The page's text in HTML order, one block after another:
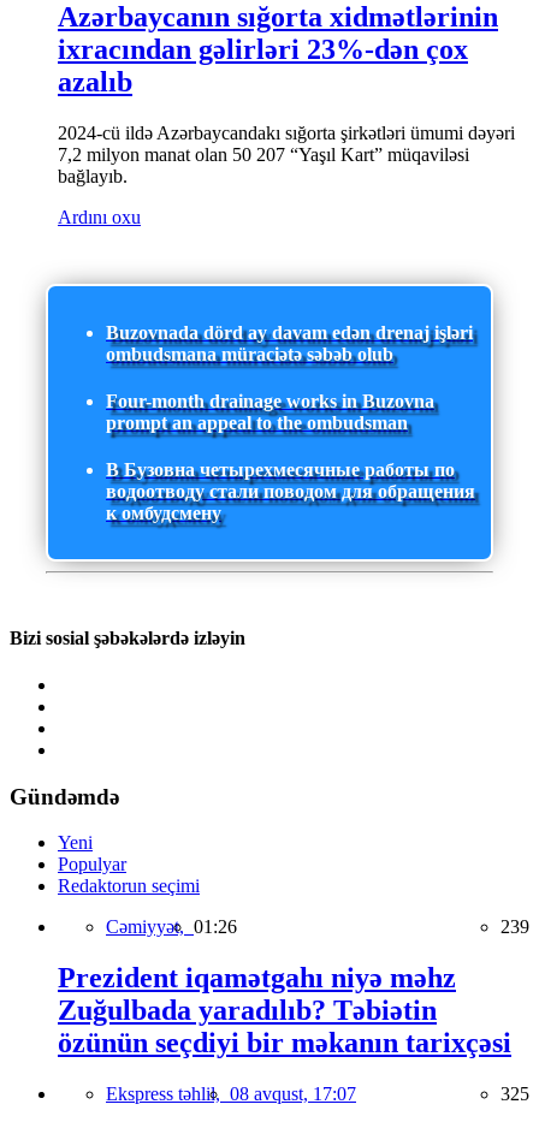
Azərbaycanın sığorta xidmətlərinin
ixracından gəlirləri 23%-dən çox
azalıb
2024-cü ildə Azərbaycandakı sığorta şirkətləri ümumi dəyəri
7,2 milyon manat olan 50 207 “Yaşıl Kart” müqaviləsi
bağlayıb.
Ardını oxu
Buzovnada dörd ay davam edən drenaj işləri
ombudsmana müraciətə səbəb olub
Four-month drainage works in Buzovna
prompt an appeal to the ombudsman
В Бузовна четырехмесячные работы по
водоотводу стали поводом для обращения
к омбудсмену
Bizi sosial şəbəkələrdə izləyin
Gündəmdə
Yeni
Populyar
Redaktorun seçimi
Cəmiyyət, 01:26 239
Prezident iqamətgahı niyə məhz
Zuğulbada yaradılıb? Təbiətin
özünün seçdiyi bir məkanın tarixçəsi
Ekspress təhlil, 08 avqust, 17:07 325